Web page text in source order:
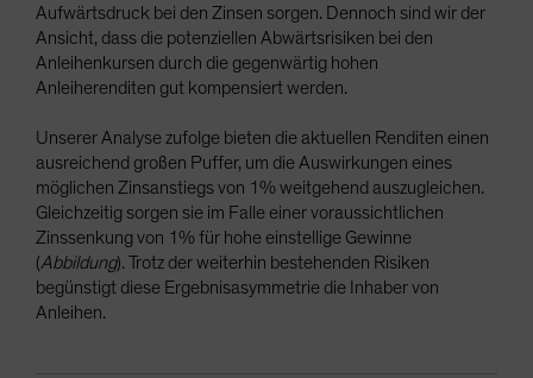
Aufwärtsdruck bei den Zinsen sorgen. Dennoch sind wir der
Ansicht, dass die potenziellen Abwärtsrisiken bei den
Anleihenkursen durch die gegenwärtig hohen
Anleiherenditen gut kompensiert werden.
Unserer Analyse zufolge bieten die aktuellen Renditen einen
ausreichend großen Puffer, um die Auswirkungen eines
möglichen Zinsanstiegs von 1% weitgehend auszugleichen.
Gleichzeitig sorgen sie im Falle einer voraussichtlichen
Zinssenkung von 1% für hohe einstellige Gewinne
(Abbildung). Trotz der weiterhin bestehenden Risiken
begünstigt diese Ergebnisasymmetrie die Inhaber von
Anleihen.